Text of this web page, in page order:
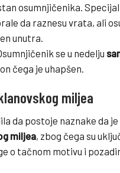
osumnjičenika.
da raznesu vrata, ali
unutra.
se u nedelju
čega je uhapšen.
miljea
da postoje naznake da
miljea, zbog čega su
o tačnom motivu i